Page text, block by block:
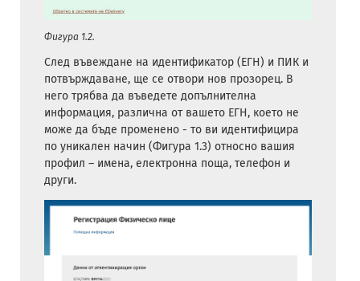
Фигура 1.2.
След въвеждане на идентификатор (ЕГН) и ПИК и
потвърждаване, ще се отвори нов прозорец. В
него трябва да въведете допълнителна
информация, различна от вашето ЕГН, което не
може да бъде променено - то ви идентифицира
по уникален начин (Фигура 1.3) относно вашия
профил – имена, електронна поща, телефон и
други.